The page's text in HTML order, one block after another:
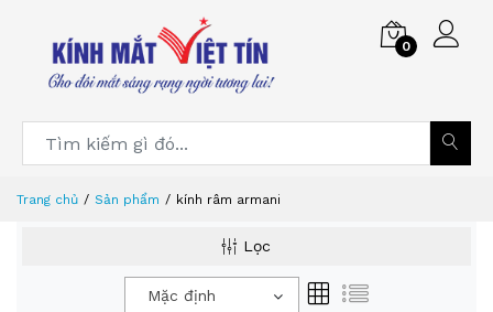
0
Trang chủ Sản phẩm kính râm armani
Lọc
Mặc định